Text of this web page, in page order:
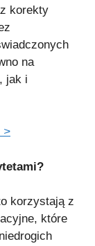
korekty
na
jak i
>
korzystają z
które